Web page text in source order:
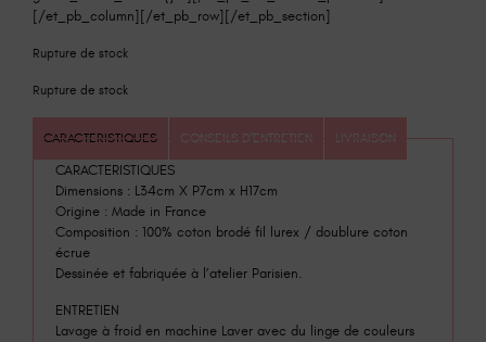
[/et_pb_column][/et_pb_row][/et_pb_section]
Rupture de stock
Rupture de stock
CARACTERISTIQUES CONSEILS D'ENTRETIEN LIVRAISON
CARACTERISTIQUES
Dimensions : L34cm X P7cm x H17cm
Origine : Made in France
Composition : 100% coton brodé fil lurex / doublure coton
écrue
Dessinée et fabriquée à l’atelier Parisien.
ENTRETIEN
Lavage à froid en machine Laver avec du linge de couleurs